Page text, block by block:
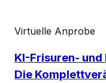
Virtuelle Anprobe
KI-Frisuren-
Die